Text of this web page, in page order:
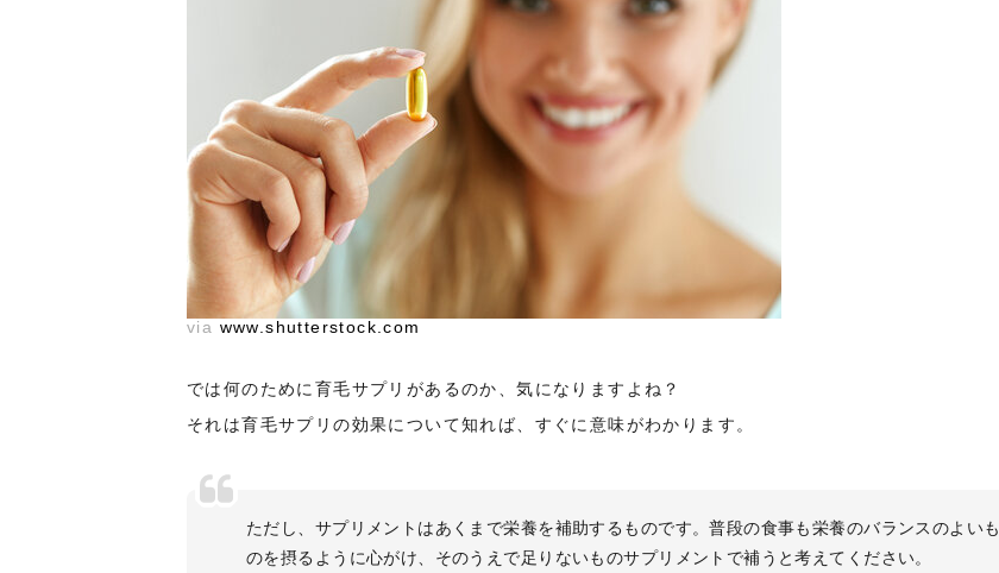
via www.shutterstock.com
では何のために育毛サプリがあるのか、気になりますよね？
それは育毛サプリの効果について知れば、すぐに意味がわかります。
ただし、サプリメントはあくまで栄養を補助するものです。普段の食事も栄養のバランスのよいも
のを摂るように心がけ、そのうえで足りないものサプリメントで補うと考えてください。